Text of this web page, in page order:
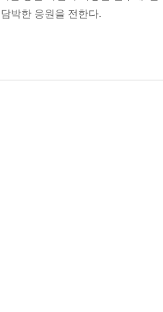
박한 응원을 전한다.